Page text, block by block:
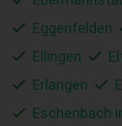
Eggenfelden
Ellingen
Erlangen
Eschenbach